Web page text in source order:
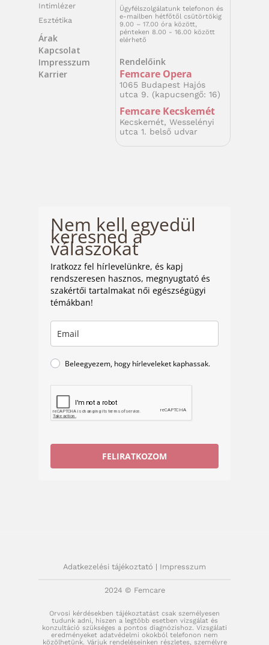
Intimlézer
Esztétika
Árak
Kapcsolat
Impresszum
Karrier
Ügyfélszolgálatunk telefonon és
e-mailben hétfőtől csütörtökig
9.00 – 17.00 óra között,
pénteken 8.00 - 16.00 között
elérhető
Rendelőink
Femcare Opera
1065 Budapest Hajós
utca 9. (kapucsengő: 16)
Femcare Kecskemét
Kecskemét, Wesselényi
utca 1. belső udvar
Nem kell egyedül
keresned a
válaszokat
Iratkozz fel hírlevelünkre, és kapj
rendszeresen hasznos, megnyugtató és
szakértői tartalmakat női egészségügyi
témákban!
Beleegyezem, hogy hírleveleket kaphassak.
FELIRATKOZOM
Adatkezelési tájékoztató | Impresszum
2024 © Femcare
Orvosi kérdésekben tájékoztatást csak személyesen
tudunk adni, hiszen a legtöbb esetben vizsgálat és
konzultáció szükséges a pontos diagnózishoz. Vizsgálati
eredményeket adatvédelmi okokból telefonon nem
közölhetünk. Várjuk rendeléseinken részletes, személyre